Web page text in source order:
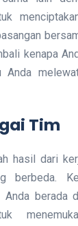
kenapa
Anda
Tim
hasil dari
berbeda.
Anda berada